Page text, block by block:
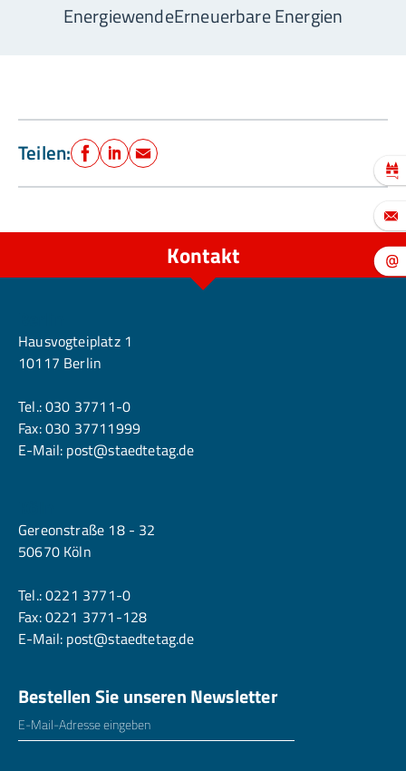
EnergiewendeErneuerbare Energien
Teilen: Facebook
LinkedIn
E-Mail
Kontakt
Hausvogteiplatz 1
10117 Berlin
Tel.:030 37711-0
Fax: 030 37711999
E-Mail: post@staedtetag.de
Gereonstraße 18 - 32
50670 Köln
Tel.:0221 3771-0
Fax: 0221 3771-128
E-Mail: post@staedtetag.de
Bestellen Sie unseren Newsletter
E-Mailadresse